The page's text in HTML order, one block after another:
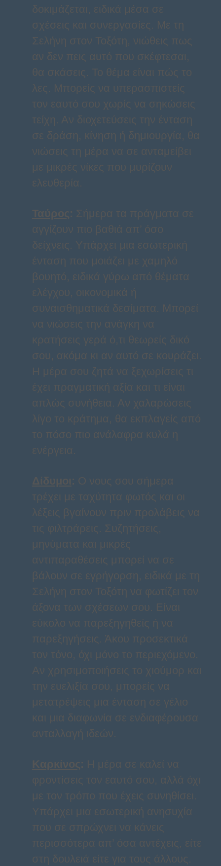
δοκιμάζεται, ειδικά μέσα σε
σχέσεις και συνεργασίες. Με τη
Σελήνη στον Τοξότη, νιώθεις πως
αν δεν πεις αυτό που σκέφτεσαι,
θα σκάσεις. Το θέμα είναι πώς το
λες. Μπορείς να υπερασπιστείς
τον εαυτό σου χωρίς να σηκώσεις
τείχη. Αν διοχετεύσεις την ένταση
σε δράση, κίνηση ή δημιουργία, θα
νιώσεις τη μέρα να σε ανταμείβει
με μικρές νίκες που μυρίζουν
ελευθερία.
Ταύρος: Σήμερα τα πράγματα σε
αγγίζουν πιο βαθιά απ’ όσο
δείχνεις. Υπάρχει μια εσωτερική
ένταση που μοιάζει με χαμηλό
βουητό, ειδικά γύρω από θέματα
ελέγχου, οικονομικά ή
συναισθηματικά δεσίματα. Μπορεί
να νιώσεις την ανάγκη να
κρατήσεις γερά ό,τι θεωρείς δικό
σου, ακόμα κι αν αυτό σε κουράζει.
Η μέρα σου ζητά να ξεχωρίσεις τι
έχει πραγματική αξία και τι είναι
απλώς συνήθεια. Αν χαλαρώσεις
λίγο το κράτημα, θα εκπλαγείς από
το πόσο πιο ανάλαφρα κυλά η
ενέργεια.
Δίδυμοι: Ο νους σου σήμερα
τρέχει με ταχύτητα φωτός και οι
λέξεις βγαίνουν πριν προλάβεις να
τις φιλτράρεις. Συζητήσεις,
μηνύματα και μικρές
αντιπαραθέσεις μπορεί να σε
βάλουν σε εγρήγορση, ειδικά με τη
Σελήνη στον Τοξότη να φωτίζει τον
άξονα των σχέσεων σου. Είναι
εύκολο να παρεξηγηθείς ή να
παρεξηγήσεις. Άκου προσεκτικά
τον τόνο, όχι μόνο το περιεχόμενο.
Αν χρησιμοποιήσεις το χιούμορ και
την ευελιξία σου, μπορείς να
μετατρέψεις μια ένταση σε γέλιο
και μια διαφωνία σε ενδιαφέρουσα
ανταλλαγή ιδεών.
Καρκίνος: Η μέρα σε καλεί να
φροντίσεις τον εαυτό σου, αλλά όχι
με τον τρόπο που έχεις συνηθίσει.
Υπάρχει μια εσωτερική ανησυχία
που σε σπρώχνει να κάνεις
περισσότερα απ’ όσα αντέχεις, είτε
στη δουλειά είτε για τους άλλους.